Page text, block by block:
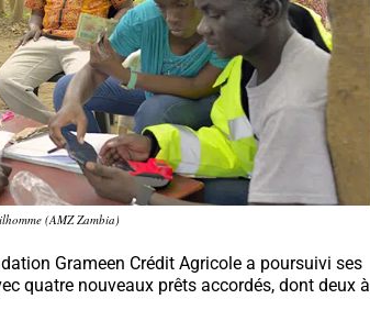
(AMZ Zambia)
Grameen Crédit Agricole a poursuivi ses
quatre nouveaux prêts accordés, dont deux à